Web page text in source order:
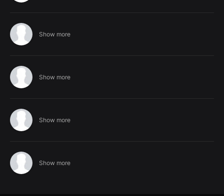
Show more
Show more
Show more
Show more